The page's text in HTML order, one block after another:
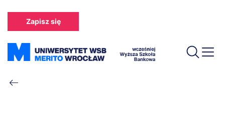
treści
Zapisz się
Ścieżka